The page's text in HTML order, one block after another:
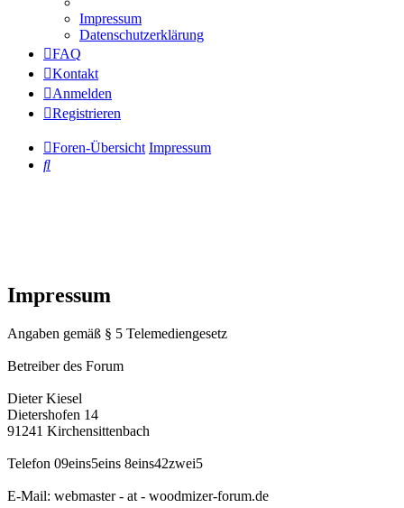
Impressum
Datenschutzerklärung
FAQ
Kontakt
Anmelden
Registrieren
Foren-Übersicht Impressum
Suche
Impressum
Angaben gemäß § 5 Telemediengesetz
Betreiber des Forum
Dieter Kiesel
Dietershofen 14
91241 Kirchensittenbach
Telefon 09eins5eins 8eins42zwei5
E-Mail: webmaster - at - woodmizer-forum.de